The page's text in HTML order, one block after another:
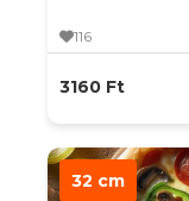
116
3160 Ft
32 cm